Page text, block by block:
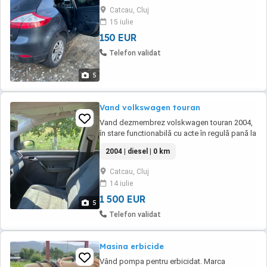
5
Catcau, Cluj
15 iulie
150 EUR
Telefon validat
5
Vand volkswagen touran
Vand dezmembrez volskwagen touran 2004,
în stare functionabilă cu acte în regulă pană la
originala volkswagen
2004 | diesel | 0 km
Catcau, Cluj
14 iulie
1 500 EUR
Telefon validat
Masina erbicide
Vând pompa pentru erbicidat. Marca